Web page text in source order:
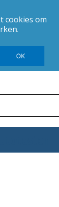
cookies om
OK